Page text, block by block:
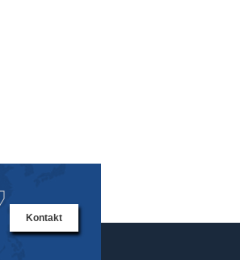
Kontakt